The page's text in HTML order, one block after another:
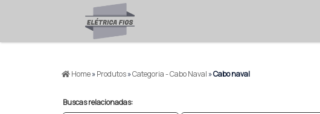
Home»Produtos»Categoria - Cabo Naval »Cabo naval
Buscas relacionadas: